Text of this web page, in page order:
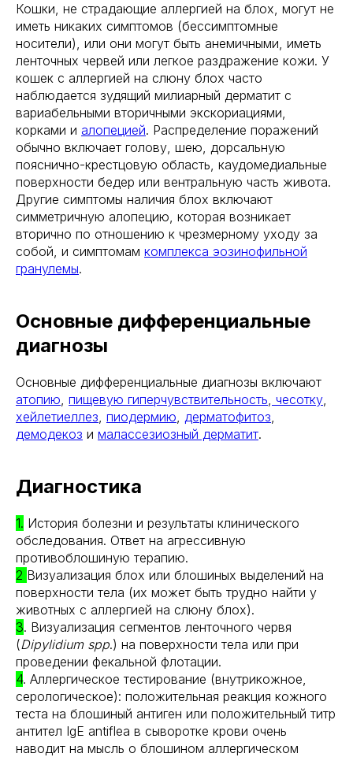
Кошки, не страдающие аллергией на блох, могут не
иметь никаких симптомов (бессимптомные
носители), или они могут быть анемичными, иметь
ленточных червей или легкое раздражение кожи. У
кошек с аллергией на слюну блох часто
наблюдается зудящий милиарный дерматит с
вариабельными вторичными экскориациями,
корками и алопецией. Распределение поражений
обычно включает голову, шею, дорсальную
пояснично-крестцовую область, каудомедиальные
поверхности бедер или вентральную часть живота.
Другие симптомы наличия блох включают
симметричную алопецию, которая возникает
вторично по отношению к чрезмерному уходу за
собой, и симптомам комплекса эозинофильной
гранулемы.
Основные дифференциальные
диагнозы
Основные дифференциальные диагнозы включают
атопию, пищевую гиперчувствительность, чесотку,
хейлетиеллез, пиодермию, дерматофитоз,
демодекоз и малассезиозный дерматит.
Диагностика
1. История болезни и результаты клинического
обследования. Ответ на агрессивную
противоблошиную терапию.
2 Визуализация блох или блошиных выделений на
поверхности тела (их может быть трудно найти у
животных с аллергией на слюну блох).
3. Визуализация сегментов ленточного червя
(Dipylidium spp.) на поверхности тела или при
проведении фекальной флотации.
4. Аллергическое тестирование (внутрикожное,
серологическое): положительная реакция кожного
теста на блошиный антиген или положительный титр
антител IgE antiflea в сыворотке крови очень
наводит на мысль о блошином аллергическом